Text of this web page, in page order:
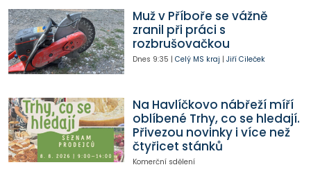
Muž v Příboře se vážně
zranil při práci s
rozbrušovačkou
Dnes 9:35 | Celý MS kraj | Jiří Cileček
Na Havlíčkovo nábřeží míří
oblíbené Trhy, co se hledají.
Přivezou novinky i více než
čtyřicet stánků
Komerční sdělení